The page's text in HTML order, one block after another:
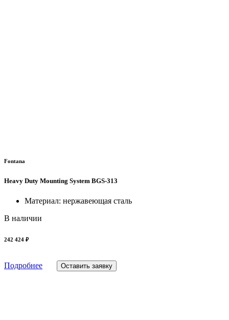
Fontana
Heavy Duty Mounting System BGS-313
Материал: нержавеющая сталь
В наличии
242 424 ₽
Подробнее Оставить заявку